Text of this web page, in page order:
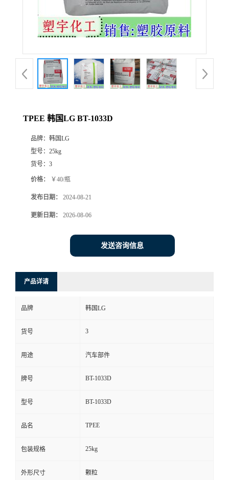
TPEE 韩国LG BT-1033D
品牌： 韩国LG
型号： 25kg
货号： 3
价格： ￥40/瓶
发布日期： 2024-08-21
更新日期： 2026-08-06
发送咨询信息
产品详请
品牌 韩国LG
货号 3
用途 汽车部件
牌号 BT-1033D
型号 BT-1033D
品名 TPEE
包装规格 25kg
外形尺寸 颗粒